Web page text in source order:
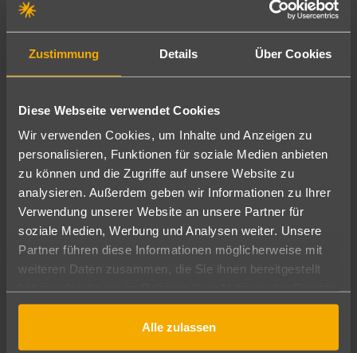
Zustimmung Details Über Cookies
Diese Webseite verwendet Cookies
Wir verwenden Cookies, um Inhalte und Anzeigen zu
personalisieren, Funktionen für soziale Medien anbieten
zu können und die Zugriffe auf unsere Website zu
analysieren. Außerdem geben wir Informationen zu Ihrer
Verwendung unserer Website an unsere Partner für
soziale Medien, Werbung und Analysen weiter. Unsere
Partner führen diese Informationen möglicherweise mit
weiteren Daten zusammen, die Sie ihnen bereitgestellt
gesammelt haben.
Alle zulassen
Northern
Territory